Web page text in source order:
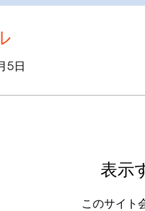
5日
表示
このサイト